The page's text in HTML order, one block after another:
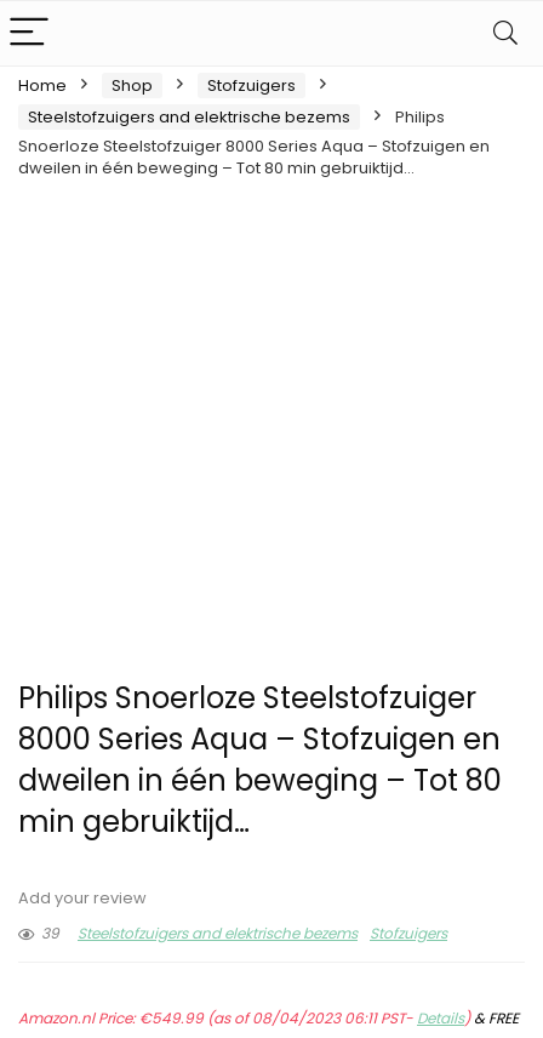
Home Shop
Stofzuigers
Steelstofzuigers and elektrische bezems
Philips
Snoerloze Steelstofzuiger 8000 Series Aqua – Stofzuigen en
dweilen in één beweging – Tot 80 min gebruiktijd…
Philips Snoerloze Steelstofzuiger
8000 Series Aqua – Stofzuigen en
dweilen in één beweging – Tot 80
min gebruiktijd…
Add your review
39
Steelstofzuigers and elektrische bezems Stofzuigers
Amazon.nl Price:€549.99(as of 08/04/2023 06:11 PST- Details)&FREE